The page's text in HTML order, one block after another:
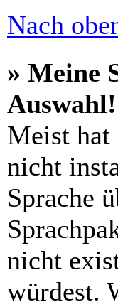
Nach
» Meine
Auswahl!
Meist hat
nicht
Sprache
nicht
würdest.